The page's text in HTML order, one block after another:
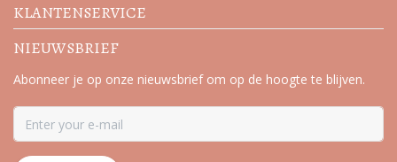
KLANTENSERVICE
NIEUWSBRIEF
Abonneer je op onze nieuwsbrief om op de hoogte te blijven.